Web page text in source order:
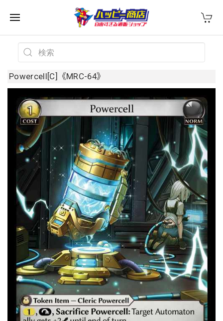
Powercell[C]《MRC-64》